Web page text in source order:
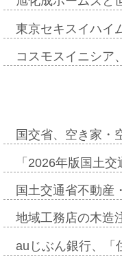
東京セキスイハイ
コスモスイニシア
国交省、空き家
「2026年版国土
国土交通省不動産
地域工務店の木造
auじぶん銀行、「